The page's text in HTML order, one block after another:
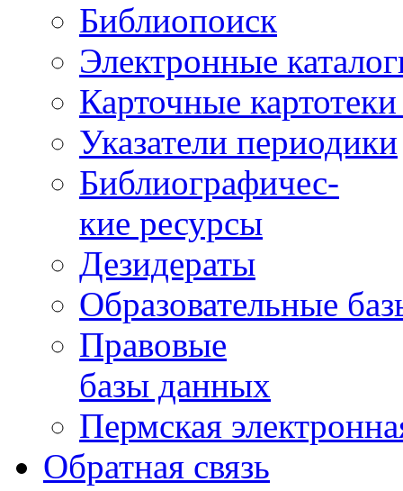
Библиопоиск
Электронные
Карточные
Указатели периодики
Библиографичес-
кие ресурсы
Дезидераты
Образовательные
Правовые
базы данных
Пермская
Обратная связь